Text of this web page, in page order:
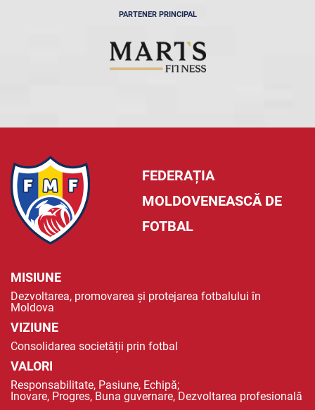
PARTENER PRINCIPAL
FEDERAȚIA
MOLDOVENEASCĂ DE
FOTBAL
MISIUNE
Dezvoltarea, promovarea și protejarea fotbalului în
Moldova
VIZIUNE
Consolidarea societății prin fotbal
VALORI
Responsabilitate, Pasiune, Echipă;
Inovare, Progres, Buna guvernare, Dezvoltarea profesională